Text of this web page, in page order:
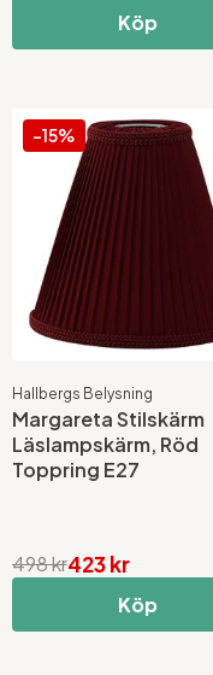
Köp
-15%
Hallbergs Belysning
Margareta Stilskärm
Läslampskärm, Röd
Toppring E27
423 kr
498 kr
Köp